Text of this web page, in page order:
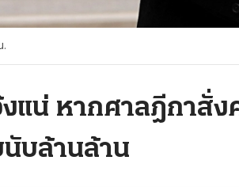
.
แน่ หากศาลฎีกาสั่
บล้านล้าน